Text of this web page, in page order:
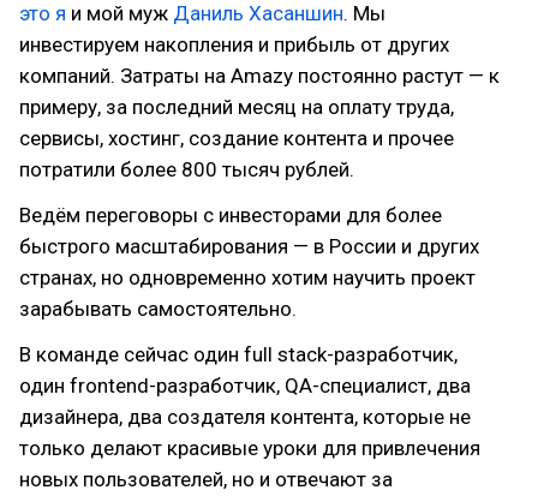
это я и мой муж Даниль Хасаншин. Мы
инвестируем накопления и прибыль от других
компаний. Затраты на Amazy постоянно растут — к
примеру, за последний месяц на оплату труда,
сервисы, хостинг, создание контента и прочее
потратили более 800 тысяч рублей.
Ведём переговоры с инвесторами для более
быстрого масштабирования — в России и других
странах, но одновременно хотим научить проект
зарабывать самостоятельно.
В команде сейчас один full stack-разработчик,
один frontend-разработчик, QA-специалист, два
дизайнера, два создателя контента, которые не
только делают красивые уроки для привлечения
новых пользователей, но и отвечают за